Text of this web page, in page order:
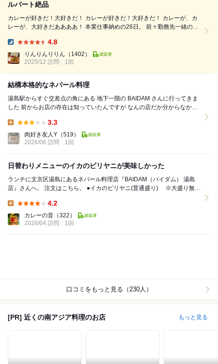
ルバート絶品
カレーが好きだ！大好きだ！ カレーが好きだ！大好きだ！ カレーが、カ
レーが、大好きだああああ！ 本業仕事納めの26日。 前々勤務先一緒の
4.8
りんりんりりん （1402）
2025/12 訪問
1回
結構本格的なネパール料理
湯島駅からすぐ交差点の角にある 地下一階の BAIDAM さんに行ってきま
した 前からお店の存在は知っていたんですが なんの店だか分からなかっ
3.3
肉好き友人Y （519）
2026/06 訪問
1回
日替わりメニューのイカのビリヤニが美味しかった
ランチに文京区湯島にあるネパール料理店『BAIDAM（バイダム） 湯島
店』さんへ。 注文はこちら。 ●イカのビリヤニ(普通盛り) ※大盛り無
4.2
カレーの音 （322）
2026/04 訪問
1回
口コミをもっと見る（230人）
[PR] 近くの南アジア料理のお店 もっと見る